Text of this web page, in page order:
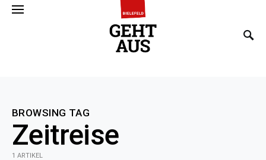
BROWSING TAG
Zeitreise
1 ARTIKEL